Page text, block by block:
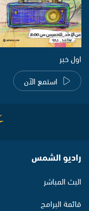
اول خبر
استمع الآن
راديو الشمس
البث المباشر
قائمة البرامج